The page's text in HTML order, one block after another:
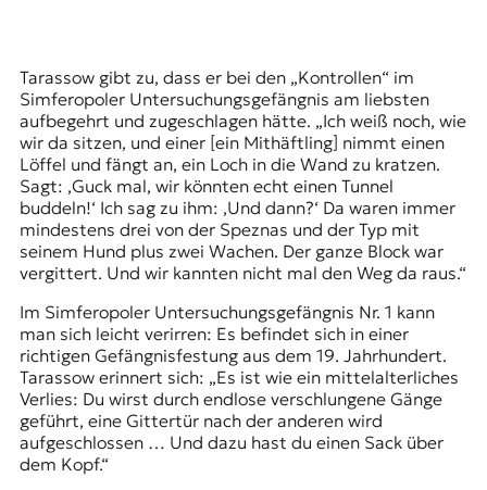
Tarassow gibt zu, dass er bei den „Kontrollen“ im
Simferopoler Untersuchungsgefängnis am liebsten
aufbegehrt und zugeschlagen hätte. „Ich weiß noch, wie
wir da sitzen, und einer [ein Mithäftling] nimmt einen
Löffel und fängt an, ein Loch in die Wand zu kratzen.
Sagt: ‚Guck mal, wir könnten echt einen Tunnel
buddeln!‘ Ich sag zu ihm: ‚Und dann?‘ Da waren immer
mindestens drei von der Speznas und der Typ mit
seinem Hund plus zwei Wachen. Der ganze Block war
vergittert. Und wir kannten nicht mal den Weg da raus.“
Im Simferopoler Untersuchungsgefängnis Nr. 1 kann
man sich leicht verirren: Es befindet sich in einer
richtigen Gefängnisfestung aus dem 19. Jahrhundert.
Tarassow erinnert sich: „Es ist wie ein mittelalterliches
Verlies: Du wirst durch endlose verschlungene Gänge
geführt, eine Gittertür nach der anderen wird
aufgeschlossen … Und dazu hast du einen Sack über
dem Kopf.“